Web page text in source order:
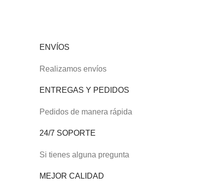
ENVÍOS
Realizamos envíos
ENTREGAS Y PEDIDOS
Pedidos de manera rápida
24/7 SOPORTE
Si tienes alguna pregunta
MEJOR CALIDAD